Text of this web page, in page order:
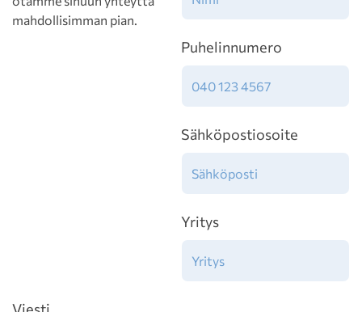
mahdollisimman pian.
Puhelinnumero
Sähköpostiosoite
Yritys